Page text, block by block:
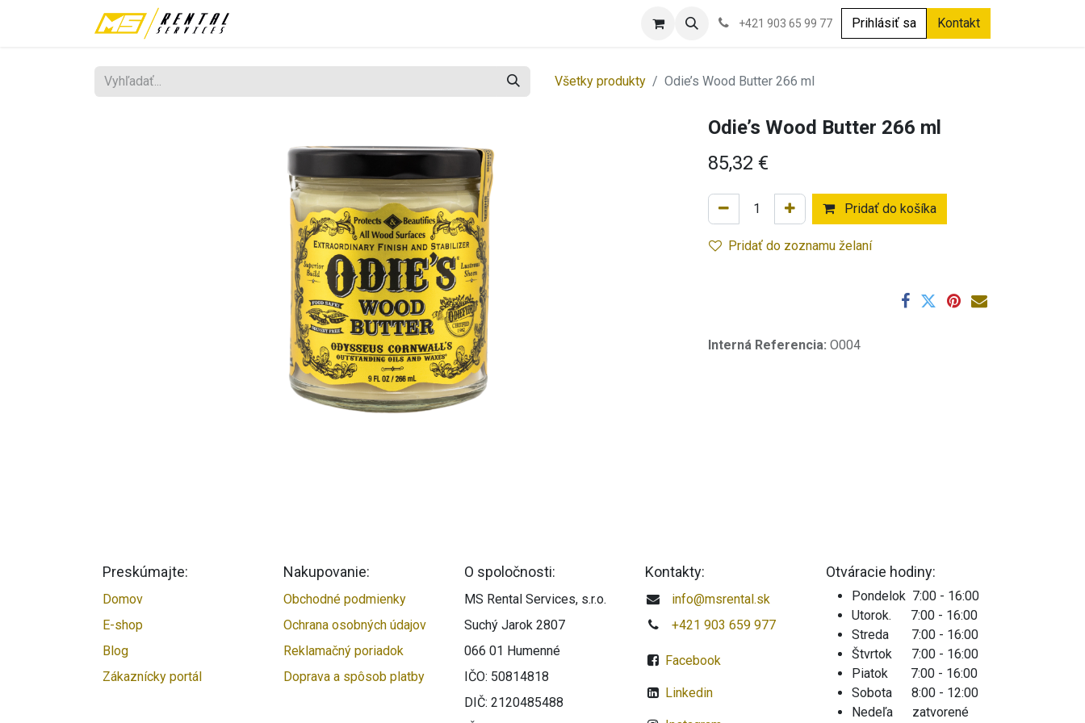
+421 903 65 99 77 Prihlásiť sa Kontakt
Všetky produkty Odie’s Wood Butter 266 ml
Odie’s Wood Butter 266 ml
85,32 €
Pridať do košíka
Pridať do zoznamu želaní
Interná Referencia: O004
Preskúmajte:
Domov
E-shop
Blog
Zákaznícky portál
Nakupovanie:
Obchodné podmienky
Ochrana osobných údajov
Reklamačný poriadok
Doprava a spôsob platby
O spoločnosti:
MS Rental Services, s.r.o.
Suchý Jarok 2807
066 01 Humenné
IČO: 50814818
DIČ: 2120485488
Kontakty:
info@msrental.sk
+421 903 659 977
Facebook
Linkedin
Otváracie hodiny:
Pondelok 7:00 - 16:00
Utorok. 7:00 - 16:00
Streda 7:00 - 16:00
Štvrtok 7:00 - 16:00
Piatok 7:00 - 16:00
Sobota 8:00 - 12:00
Nedeľa zatvorené